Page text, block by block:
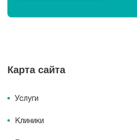
Карта сайта
Услуги
Клиники